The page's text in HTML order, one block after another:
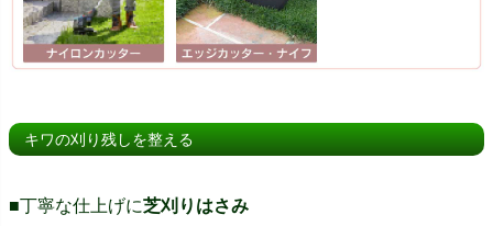
キワの刈り残しを整える
■丁寧な仕上げに芝刈りはさみ